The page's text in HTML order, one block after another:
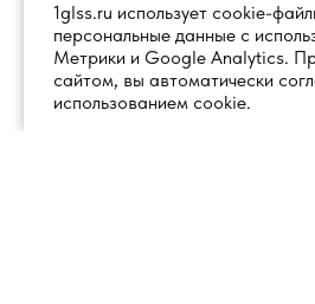
1glss.ru использует cookie-
персональные данные с
Метрики и Google Analytics.
сайтом, вы автоматически
использованием cookie.